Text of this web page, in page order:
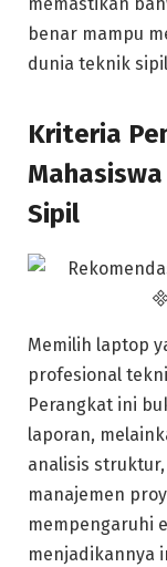
benar mampu
dunia teknik
Kriteria
Sipil
Memilih laptop
profesional
Perangkat ini
laporan,
analisis
manajemen
mempengaruhi
menjadikannya